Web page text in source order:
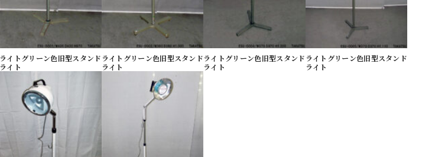
ライトグリーン色旧型スタンド
ライト
ライトグリーン色旧型スタンド
ライト
ライトグリーン色旧型スタンド
ライト
ライトグリーン色旧型スタンド
ライト